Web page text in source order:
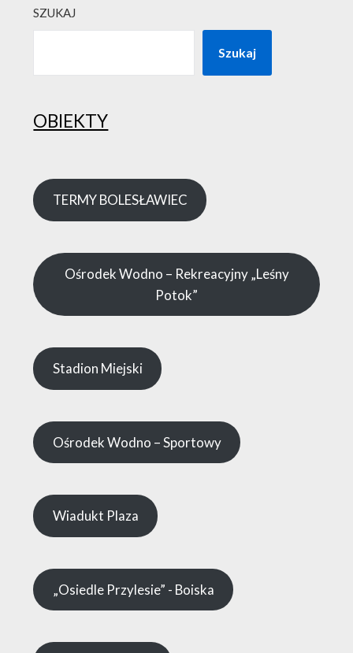
SZUKAJ
Szukaj
OBIEKTY
TERMY BOLESŁAWIEC
Ośrodek Wodno – Rekreacyjny „Leśny
Potok”
Stadion Miejski
Ośrodek Wodno – Sportowy
Wiadukt Plaza
„Osiedle Przylesie” - Boiska